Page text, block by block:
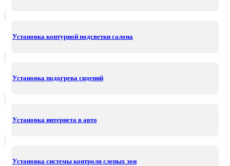
Установка контурной подсветки салона
Установка подогрева сидений
Установка интернета в авто
Установка системы контроля слепых зон